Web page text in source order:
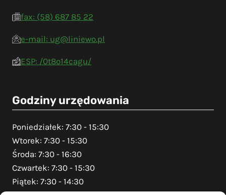
fax: (58) 687 85 22
e-mail: ug@liniewo.pl
ESP: /0t8o14cagu/
Godziny urzędowania
Poniedziałek: 7:30 - 15:30
Wtorek: 7:30 - 15:30
Środa: 7:30 - 16:30
Czwartek: 7:30 - 15:30
Piątek: 7:30 - 14:30